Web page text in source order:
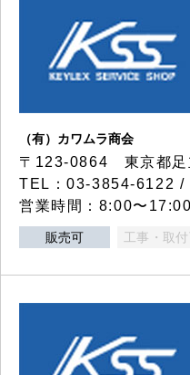
（有）カワムラ商会
〒123-0864 東京都足
TEL：03-3854-6122 /
営業時間：8:00〜
販売可 工事・取